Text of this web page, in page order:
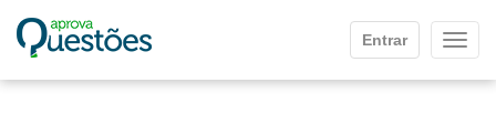
Entrar